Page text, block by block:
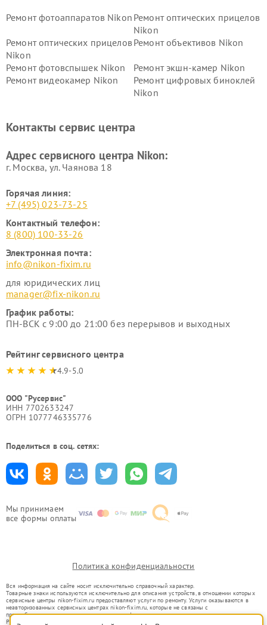
Мы принимаем
все формы оплаты
Ремонт фотоаппаратов Nikon Ремонт оптических прицелов
Nikon
Ремонт оптических прицелов
Nikon
Ремонт объективов Nikon
Ремонт фотовспышек Nikon
Ремонт экшн-камер Nikon
Ремонт видеокамер Nikon
Ремонт цифровых биноклей
Nikon
Ремонт цифровых монокуляров Nikon
Контакты сервис центра
Адрес сервисного центра Nikon:
г. Москва, ул. Чаянова 18
Горячая линия:
+7 (495) 023-73-25
Контактный телефон:
8 (800) 100-33-26
Электронная почта:
info@nikon-fixim.ru
для юридических лиц
manager@fix-nikon.ru
График работы:
ПН-ВСК с 9:00 до 21:00 без перерывов и выходных
Рейтинг сервисного центра
4.9-5.0
ООО "Русервис"
ИНН 7702633247
ОГРН 1077746335776
Поделиться в соц. сетях:
Политика конфиденциальности
Вся информация на сайте носит исключительно справочный характер.
Товарные знаки используются исключительно для описания устройств, в отношении которых
сервисные центры nikon-fixim.ru предоставляют услуги по ремонту. Услуги оказываются в
неавторизованных сервисных центрах nikon-fixim.ru, которые не связаны с
правообладателями товарных знаков или их официальными представителями.
Ремонт осуществляется для устройств, уже введенных в гражданский оборот в соответствии